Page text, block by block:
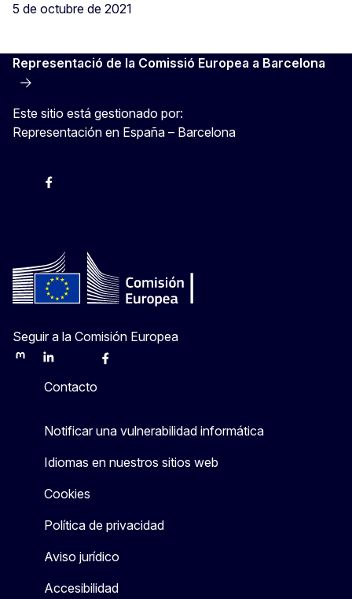
5 de octubre de 2021
Representació de la Comissió Europea a Barcelona
Este sitio está gestionado por:
Representación en España – Barcelona
InstagramFacebook
Seguir a la Comisión Europea
MastodonLinkedInBlueskyFacebook
Contacto
Notificar una vulnerabilidad informática
Idiomas en nuestros sitios web
Cookies
Política de privacidad
Aviso jurídico
Accesibilidad